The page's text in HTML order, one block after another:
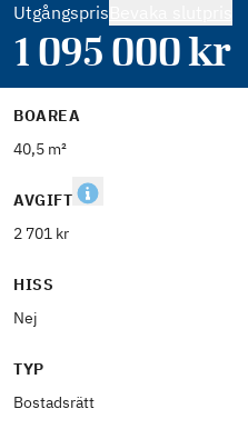
Utgångspris
1 095 000kr
BOAREA
40,5 m²
AVGIFT
2 701 kr
HISS
Nej
TYP
Bostadsrätt